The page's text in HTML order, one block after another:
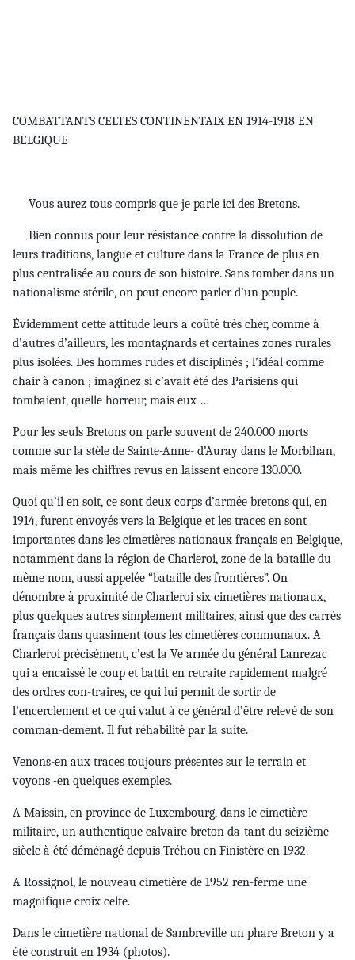
COMBATTANTS CELTES CONTINENTAIX EN 1914-1918 EN
BELGIQUE
Vous aurez tous compris que je parle ici des Bretons.
Bien connus pour leur résistance contre la dissolution de
leurs traditions, langue et culture dans la France de plus en
plus centralisée au cours de son histoire. Sans tomber dans un
nationalisme stérile, on peut encore parler d’un peuple.
Évidemment cette attitude leurs a coûté très cher, comme à
d’autres d’ailleurs, les montagnards et certaines zones rurales
plus isolées. Des hommes rudes et disciplinés ; l’idéal comme
chair à canon ; imaginez si c’avait été des Parisiens qui
tombaient, quelle horreur, mais eux …
Pour les seuls Bretons on parle souvent de 240.000 morts
comme sur la stèle de Sainte-Anne- d’Auray dans le Morbihan,
mais même les chiffres revus en laissent encore 130.000.
Quoi qu’il en soit, ce sont deux corps d’armée bretons qui, en
1914, furent envoyés vers la Belgique et les traces en sont
importantes dans les cimetières nationaux français en Belgique,
notamment dans la région de Charleroi, zone de la bataille du
même nom, aussi appelée “bataille des frontières”. On
dénombre à proximité de Charleroi six cimetières nationaux,
plus quelques autres simplement militaires, ainsi que des carrés
français dans quasiment tous les cimetières communaux. A
Charleroi précisément, c’est la Ve armée du général Lanrezac
qui a encaissé le coup et battit en retraite rapidement malgré
des ordres con-traires, ce qui lui permit de sortir de
l’encerclement et ce qui valut à ce général d’être relevé de son
comman-dement. Il fut réhabilité par la suite.
Venons-en aux traces toujours présentes sur le terrain et
voyons -en quelques exemples.
A Maissin, en province de Luxembourg, dans le cimetière
militaire, un authentique calvaire breton da-tant du seizième
siècle à été déménagé depuis Tréhou en Finistère en 1932.
A Rossignol, le nouveau cimetière de 1952 ren-ferme une
magnifique croix celte.
Dans le cimetière national de Sambreville un phare Breton y a
été construit en 1934 (photos).